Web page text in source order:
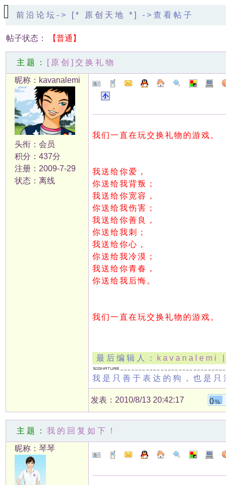
前沿论坛 -> [* 原创天地 *] ->查看帖子
帖子状态： 【普通】
主题： [原创]交换礼物
昵称：kavanalemi
头衔：会员
积分：437分
注册：2009-7-29
状态：离线
我们一直在玩交换礼物的游戏。
我送给你爱，
你送给我背叛；
我送给你宽容，
你送给我伤害；
我送给你善良，
你送给我刺；
我送给你心，
你送给我冷漠；
我送给你青春，
你送给我后悔。
我们一直在玩交换礼物的游戏。
最后编辑人： kavanalemi
我是只善于表达的狗，也是
发表：2010/8/13 20:42:17 0%
主题： 我的回复如下！
昵称：琴琴